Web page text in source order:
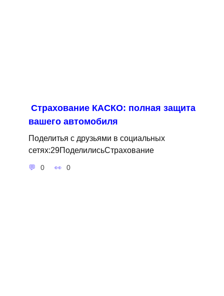
Страхование КАСКО: полная защита
вашего автомобиля
Поделитья с друзьями в социальных
сетях:29ПоделилисьСтрахование
0 0